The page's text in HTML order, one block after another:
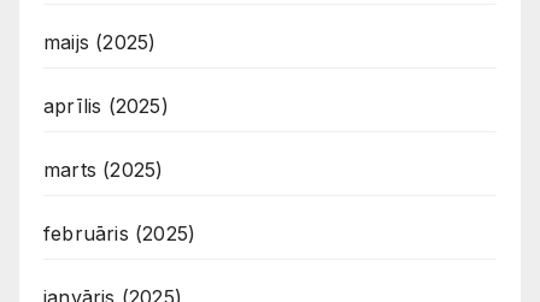
maijs (2025)
aprīlis (2025)
marts (2025)
februāris (2025)
janvāris (2025)